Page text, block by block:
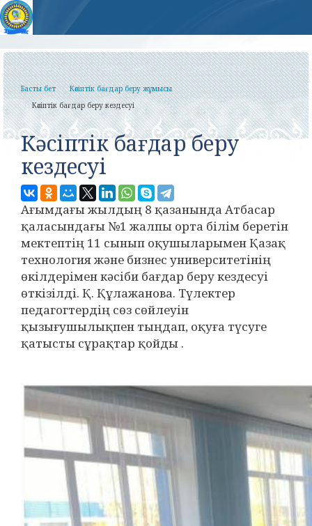
Басты бет
Кәсіптік бағдар беру жұмысы
Кәсіптік бағдар беру кездесуі
Кәсіптік бағдар беру
кездесуі
Ағымдағы жылдың 8 қазанында Атбасар
қаласындағы №1 жалпы орта білім беретін
мектептің 11 сынып оқушыларымен Қазақ
технология және бизнес университетінің
өкілдерімен кәсіби бағдар беру кездесуі
өткізілді. Қ. Құлажанова. Түлектер
педагогтердің сөз сөйлеуін
қызығушылықпен тыңдап, оқуға түсуге
қатысты сұрақтар қойды .